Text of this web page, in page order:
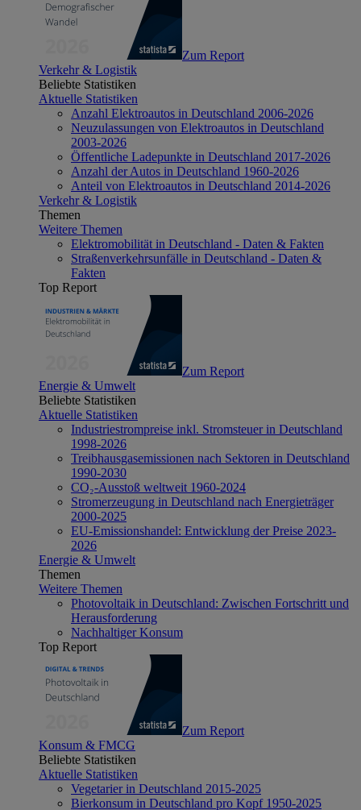
Zum Report
Verkehr & Logistik
Beliebte Statistiken
Aktuelle Statistiken
Anzahl Elektroautos in Deutschland 2006-2026
Neuzulassungen von Elektroautos in Deutschland
2003-2026
Öffentliche Ladepunkte in Deutschland 2017-2026
Anzahl der Autos in Deutschland 1960-2026
Anteil von Elektroautos in Deutschland 2014-2026
Verkehr & Logistik
Themen
Weitere Themen
Elektromobilität in Deutschland - Daten & Fakten
Straßenverkehrsunfälle in Deutschland - Daten &
Fakten
Top Report
Zum Report
Energie & Umwelt
Beliebte Statistiken
Aktuelle Statistiken
Industriestrompreise inkl. Stromsteuer in Deutschland
1998-2026
Treibhausgasemissionen nach Sektoren in Deutschland
1990-2030
CO₂-Ausstoß weltweit 1960-2024
Stromerzeugung in Deutschland nach Energieträger
2000-2025
EU-Emissionshandel: Entwicklung der Preise 2023-
2026
Energie & Umwelt
Themen
Weitere Themen
Photovoltaik in Deutschland: Zwischen Fortschritt und
Herausforderung
Nachhaltiger Konsum
Top Report
Zum Report
Konsum & FMCG
Beliebte Statistiken
Aktuelle Statistiken
Vegetarier in Deutschland 2015-2025
Bierkonsum in Deutschland pro Kopf 1950-2025